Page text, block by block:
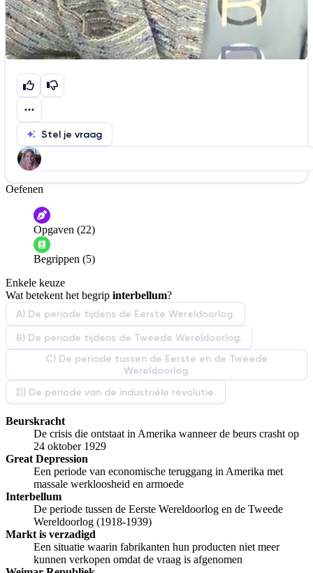
Stel je vraag
Help ons de video te verbeteren
De audio is slecht
Informatie is onjuist
De docent is te langdradig
De uitleg gaat te langzaam
Afspelen werkte niet
Iets anders
Oefenen
Opgaven (22)
Begrippen (5)
Enkele keuze
Wat betekent het begrip interbellum?
A) De periode tijdens de Eerste Wereldoorlog.
B) De periode tijdens de Tweede Wereldoorlog.
C) De periode tussen de Eerste en de Tweede
Wereldoorlog.
D) De periode van de industriële revolutie.
Beurskracht
De crisis die ontstaat in Amerika wanneer de beurs crasht op
24 oktober 1929
Great Depression
Een periode van economische teruggang in Amerika met
massale werkloosheid en armoede
Interbellum
De periode tussen de Eerste Wereldoorlog en de Tweede
Wereldoorlog (1918-1939)
Markt is verzadigd
Een situatie waarin fabrikanten hun producten niet meer
kunnen verkopen omdat de vraag is afgenomen